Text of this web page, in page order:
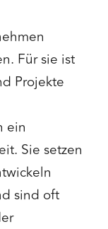
Für sie ist
Projekte
ein
Sie setzen
sind oft